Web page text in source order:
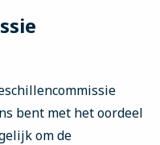
bent met het oordeel
om de